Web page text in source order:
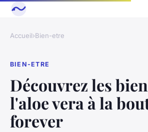
Accueil›Bien-etre
BIEN-ETRE
Découvrez les
l'aloe vera à la
forever